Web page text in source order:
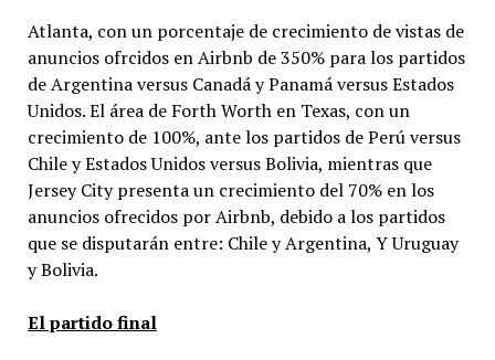
Atlanta, con un porcentaje de crecimiento de vistas de
anuncios ofrcidos en Airbnb de 350% para los partidos
de Argentina versus Canadá y Panamá versus Estados
Unidos. El área de Forth Worth en Texas, con un
crecimiento de 100%, ante los partidos de Perú versus
Chile y Estados Unidos versus Bolivia, mientras que
Jersey City presenta un crecimiento del 70% en los
anuncios ofrecidos por Airbnb, debido a los partidos
que se disputarán entre: Chile y Argentina, Y Uruguay
y Bolivia.
El partido final